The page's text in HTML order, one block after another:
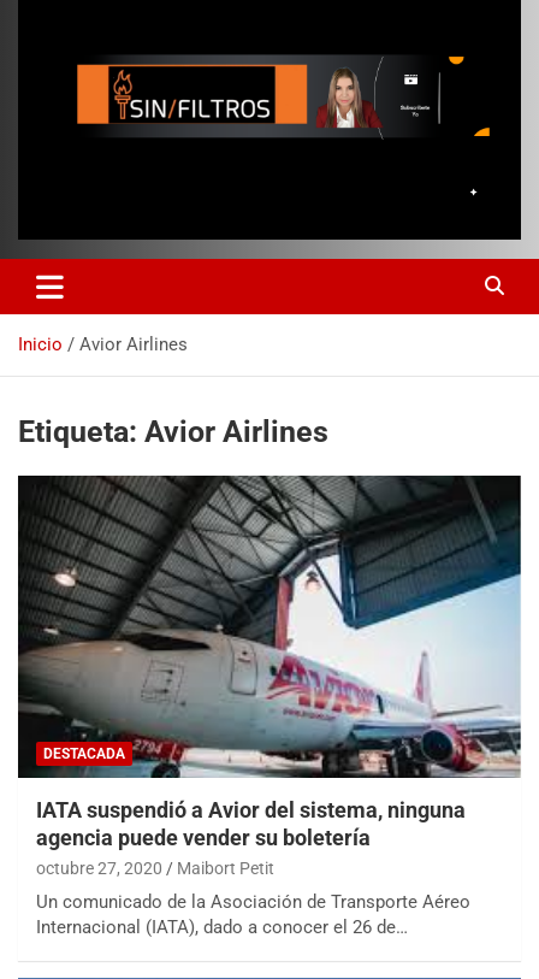
Inicio Avior Airlines
Etiqueta: Avior Airlines
DESTACADA
IATA suspendió a Avior del sistema, ninguna
agencia puede vender su boletería
octubre 27, 2020 Maibort Petit
Un comunicado de la Asociación de Transporte Aéreo
Internacional (IATA), dado a conocer el 26 de…